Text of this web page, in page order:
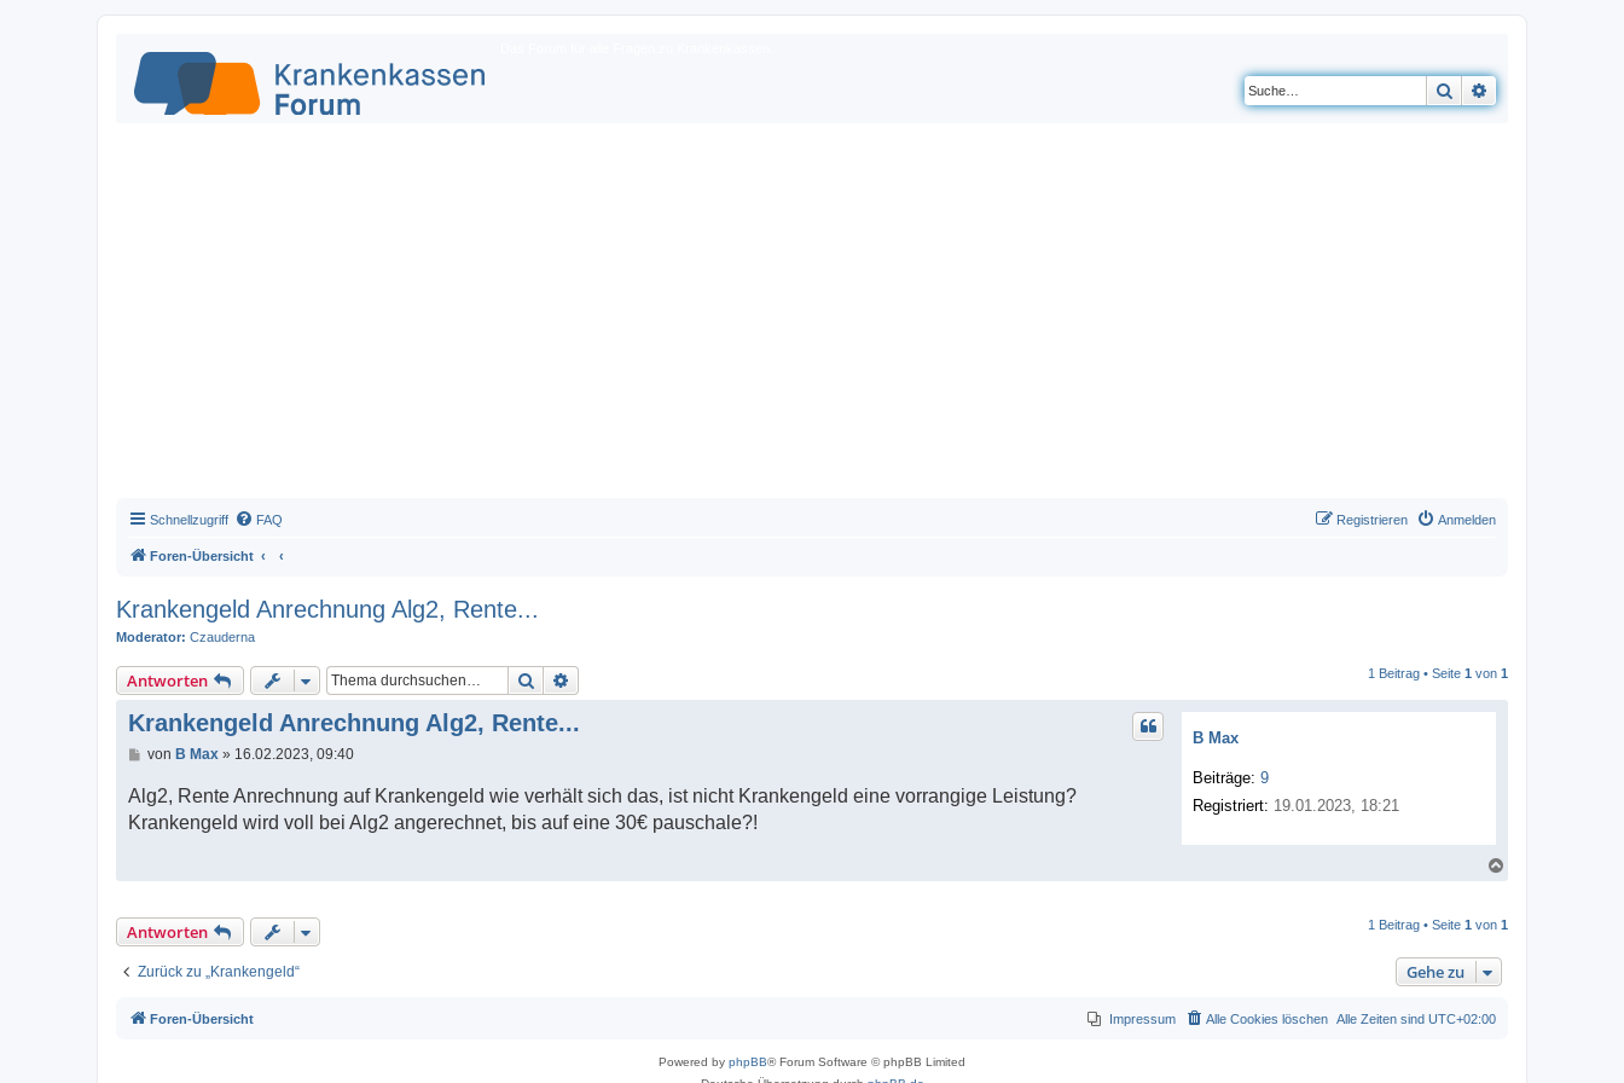
Suche
Schnellzugriff FAQ Anmelden
Registrieren
Foren-Übersicht
Krankengeld Anrechnung Alg2, Rente...
Moderator: Czauderna
Antworten Suche 1 Beitrag • Seite 1 von 1
B Max
Beiträge: 9
Registriert: 19.01.2023, 18:21
Krankengeld Anrechnung Alg2, Rente...
B
i
t
r
von B Max» 16.02.2023, 09:40
Alg2, Rente Anrechnung auf Krankengeld wie verhält sich das, ist nicht Krankengeld eine vorrangige Leistung?
Krankengeld wird voll bei Alg2 angerechnet, bis auf eine 30€ pauschale?!
a
o
Antworten 1 Beitrag • Seite 1 von 1
Zurück zu „Krankengeld“ Gehe zu
Foren-Übersicht Alle Zeiten sind UTC+02:00
Alle Cookies löschen
Impressum
Powered by phpBB® Forum Software © phpBB Limited